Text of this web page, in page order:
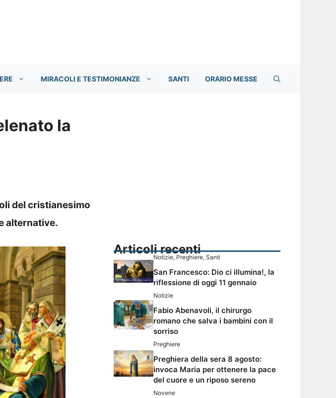
MIRACOLI E TESTIMONIANZE SANTI ORARIO MESSE
la
del cristianesimo
alternative.
Articoli recenti
Notizie, Preghiere, Santi
San Francesco: Dio ci illumina!, la
riflessione di oggi 11 gennaio
Notizie
Fabio Abenavoli, il chirurgo
romano che salva i bambini con il
sorriso
Preghiere
Preghiera della sera 8 agosto:
invoca Maria per ottenere la pace
del cuore e un riposo sereno
Novene